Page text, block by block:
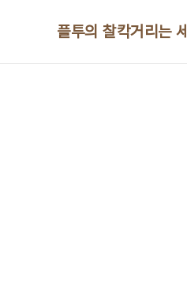
플투의 찰칵거리는